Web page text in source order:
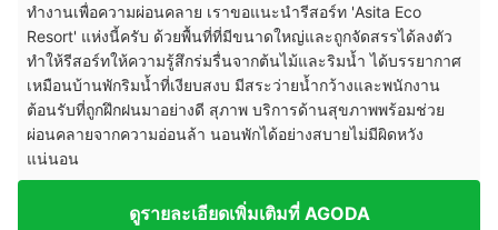
ทำงานเพื่อความผ่อนคลาย เราขอแนะนำรีสอร์ท 'Asita Eco
Resort' แห่งนี้ครับ ด้วยพื้นที่ที่มีขนาดใหญ่และถูกจัดสรรได้ลงตัว
ทำให้รีสอร์ทให้ความรู้สึกร่มรื่นจากต้นไม้และริมน้ำ ได้บรรยากาศ
เหมือนบ้านพักริมน้ำที่เงียบสงบ มีสระว่ายน้ำกว้างและพนักงาน
ต้อนรับที่ถูกฝึกฝนมาอย่างดี สุภาพ บริการด้านสุขภาพพร้อมช่วย
ผ่อนคลายจากความอ่อนล้า นอนพักได้อย่างสบายไม่มีผิดหวัง
แน่นอน
ดูรายละเอียดเพิ่มเติมที่ AGODA